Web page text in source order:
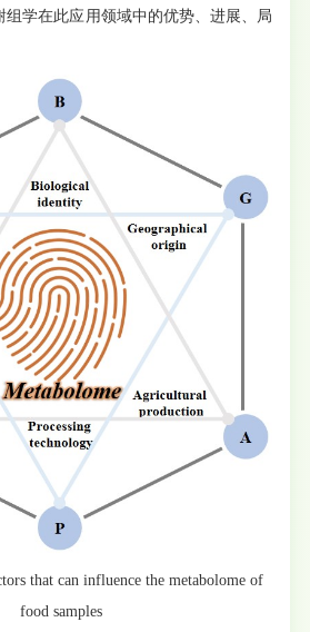
组学在此应用领域中的优势、进展、局
that can influence the metabolome of
food samples